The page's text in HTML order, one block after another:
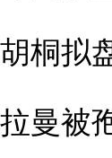
胡桐拟
拉曼被